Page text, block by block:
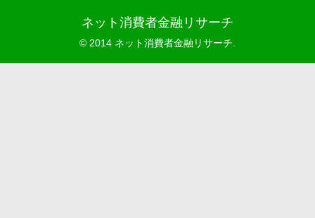
ネット消費者金融リサーチ
© 2014 ネット消費者金融リサーチ.